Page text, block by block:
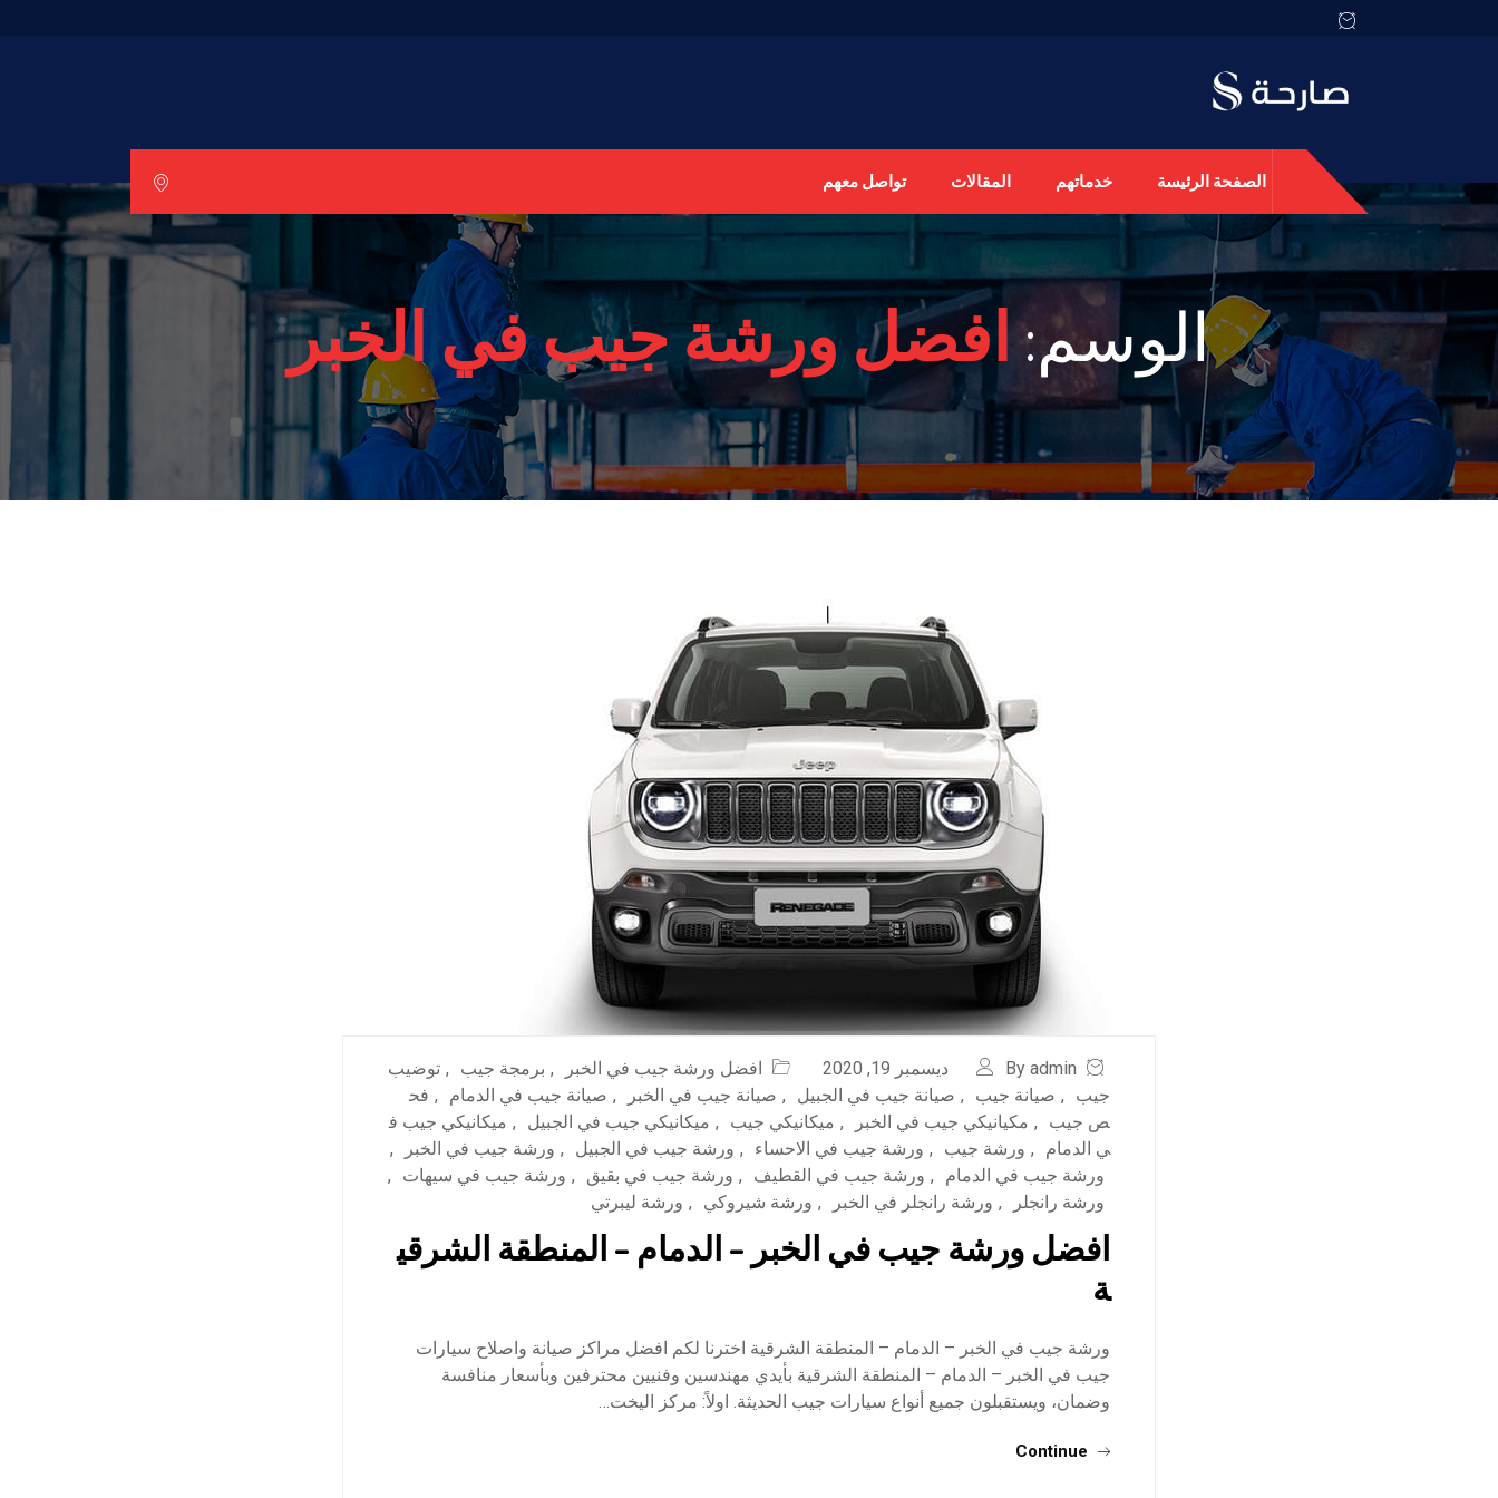
الصفحة الرئيسة خدماتهم المقالات تواصل معهم
الوسم:افضل ورشة جيب في الخبر
By admin ديسمبر 19, 2020 افضل ورشة جيب في الخبر , برمجة جيب , توضيب
جيب
, صيانة جيب , صيانة جيب في الجبيل , صيانة جيب في الخبر , صيانة جيب في الدمام , فح
ص جيب
, مكيانيكي جيب في الخبر , ميكانيكي جيب , ميكانيكي جيب في الجبيل , ميكانيكي جيب ف
ي الدمام
, ورشة جيب , ورشة جيب في الاحساء , ورشة جيب في الجبيل , ورشة جيب في الخبر
,
ورشة جيب في الدمام
, ورشة جيب في القطيف , ورشة جيب في بقيق , ورشة جيب في سيهات
,
ورشة رانجلر
, ورشة رانجلر في الخبر , ورشة شيروكي , ورشة ليبرتي
افضل ورشة جيب في الخبر – الدمام – المنطقة الشرقي
ة
ورشة جيب في الخبر – الدمام – المنطقة الشرقية اخترنا لكم افضل مراكز صيانة واصلاح سيارات
جيب في الخبر – الدمام – المنطقة الشرقية بأيدي مهندسين وفنيين محترفين وبأسعار منافسة
وضمان، ويستقبلون جميع أنواع سيارات جيب الحديثة. اولاً: مركز اليخت…
Continue